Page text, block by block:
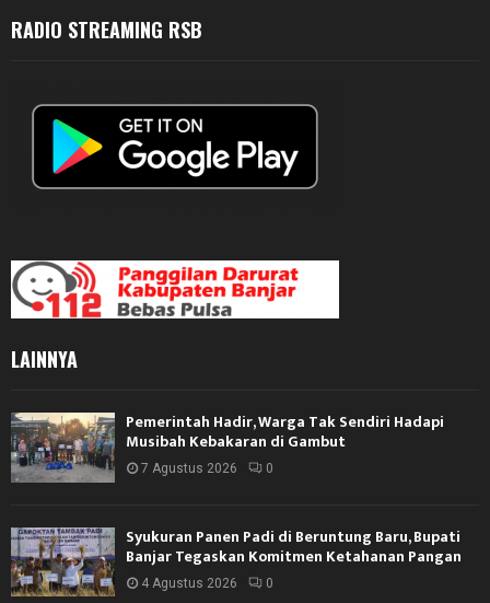
RADIO STREAMING RSB
LAINNYA
Pemerintah Hadir, Warga Tak Sendiri Hadapi
Musibah Kebakaran di Gambut
7 Agustus 2026 0
Syukuran Panen Padi di Beruntung Baru, Bupati
Banjar Tegaskan Komitmen Ketahanan Pangan
4 Agustus 2026 0